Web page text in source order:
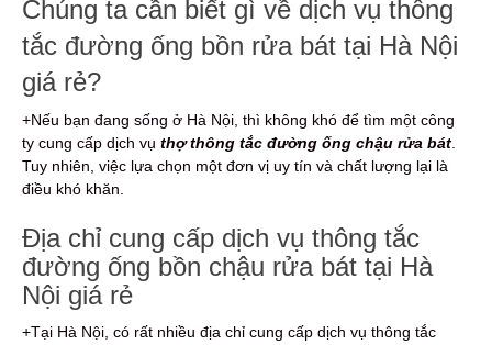
Chúng ta cần biết gì về dịch vụ thông
tắc đường ống bồn rửa bát tại Hà Nội
giá rẻ?
+Nếu bạn đang sống ở Hà Nội, thì không khó để tìm một công
ty cung cấp dịch vụ thợ thông tắc đường ống chậu rửa bát
Tuy nhiên, việc lựa chọn một đơn vị uy tín và chất lượng lại là
điều khó khăn.
Địa chỉ cung cấp dịch vụ thông tắc
đường ống bồn chậu rửa bát tại Hà
Nội giá rẻ
+Tại Hà Nội, có rất nhiều địa chỉ cung cấp dịch vụ thông tắc